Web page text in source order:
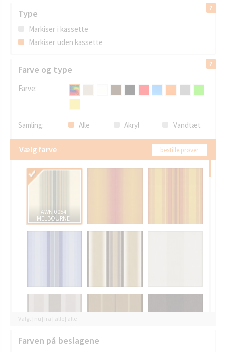
Type
Markiser i kassette
Markiser uden kassette
Farve og type
Farve:
Samling: Alle Akryl Vandtæt
Vælg farve bestille prøver
AWN 0054
MELBOURNE
Valgt [nu] fra [alle] alle
Farven på beslagene